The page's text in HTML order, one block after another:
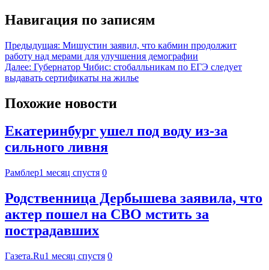
Навигация по записям
Предыдущая: Мишустин заявил, что кабмин продолжит
работу над мерами для улучшения демографии
Далее: Губернатор Чибис: стобалльникам по ЕГЭ следует
выдавать сертификаты на жилье
Похожие новости
Екатеринбург ушел под воду из-за
сильного ливня
Рамблер1 месяц спустя 0
Родственница Дербышева заявила, что
актер пошел на СВО мстить за
пострадавших
Газета.Ru1 месяц спустя 0